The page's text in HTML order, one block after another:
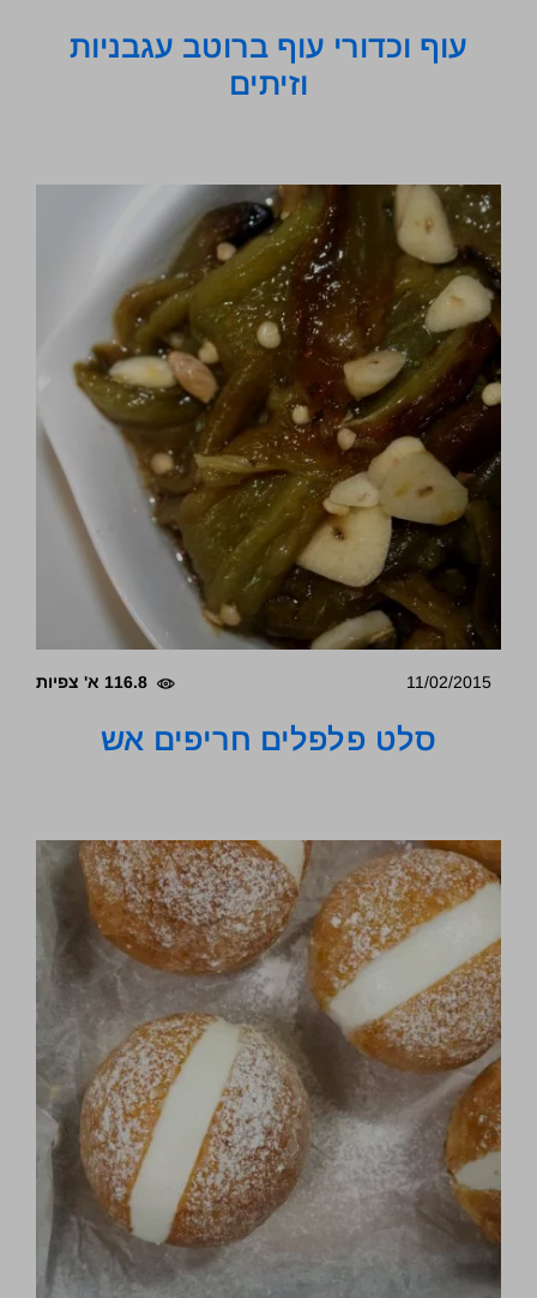
עוף וכדורי עוף ברוטב עגבניות
וזיתים
11/02/2015 116.8 א' צפיות
סלט פלפלים חריפים אש